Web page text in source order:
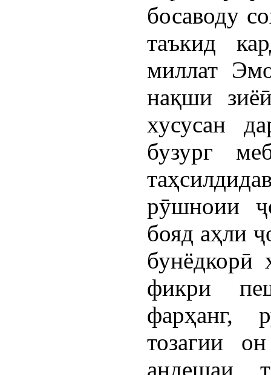
босаводу
таъкид
миллат
нақши
хусусан
бузург
рӯшноии
бояд аҳли
бунёдкорӣ
фикри
фарҳанг,
тозагии
андешаи